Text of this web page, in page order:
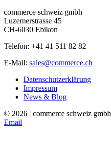
commerce schweiz gmbh
Luzernerstrasse 45
CH-6030 Ebikon
Telefon: +41 41 511 82 82
E-Mail: sales@commerce.ch
Datenschutzerklärung
Impressum
News & Blog
© 2026 | commerce schweiz gmbh
Email